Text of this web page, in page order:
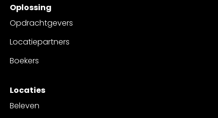
Oplossing
Opdrachtgevers
Locatiepartners
Boekers
Locaties
Beleven